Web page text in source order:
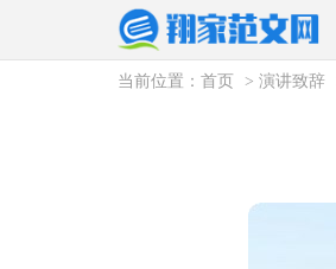
当前位置： 首页 > 演讲致辞